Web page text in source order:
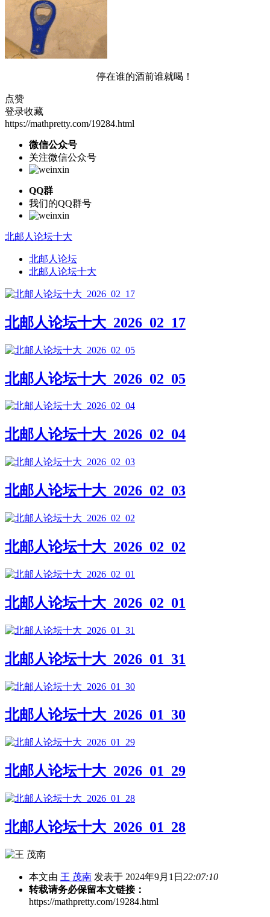
停在谁的酒前谁就喝！
点赞
登录收藏
https://mathpretty.com/19284.html
微信公众号
关注微信公众号
QQ群
我们的QQ群号
北邮人论坛十大
北邮人论坛
北邮人论坛十大
北邮人论坛十大_2026_02_17
北邮人论坛十大_2026_02_05
北邮人论坛十大_2026_02_04
北邮人论坛十大_2026_02_03
北邮人论坛十大_2026_02_02
北邮人论坛十大_2026_02_01
北邮人论坛十大_2026_01_31
北邮人论坛十大_2026_01_30
北邮人论坛十大_2026_01_29
北邮人论坛十大_2026_01_28
本文由 王 茂南 发表于 2024年9月1日 22:07:10
转载请务必保留本文链接：
https://mathpretty.com/19284.html